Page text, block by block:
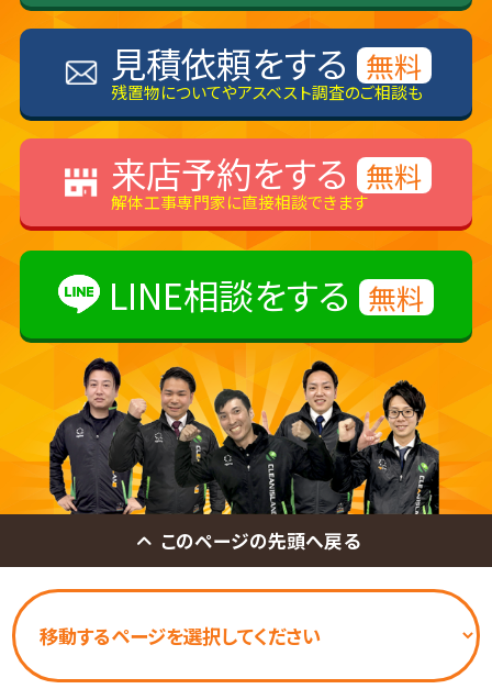
見積依頼をする 無料
残置物についてやアスベスト調査のご相談も
来店予約をする 無料
解体工事専門家に直接相談できます
LINE相談をする 無料
このページの先頭へ戻る